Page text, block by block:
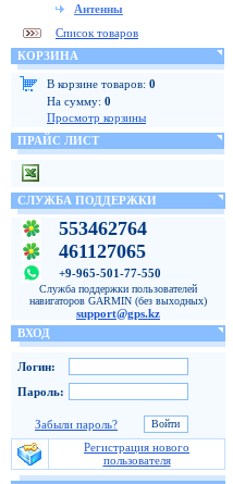
Антенны
Список товаров
КОРЗИНА
В корзине товаров: 0
На сумму: 0
Просмотр корзины
ПРАЙС ЛИСТ
СЛУЖБА ПОДДЕРЖКИ
553462764
461127065
+9-965-501-77-550
Служба поддержки пользователей
навигаторов GARMIN (без выходных)
support@gps.kz
ВХОД
Логин:
Пароль:
Забыли пароль?
Регистрация нового
пользователя